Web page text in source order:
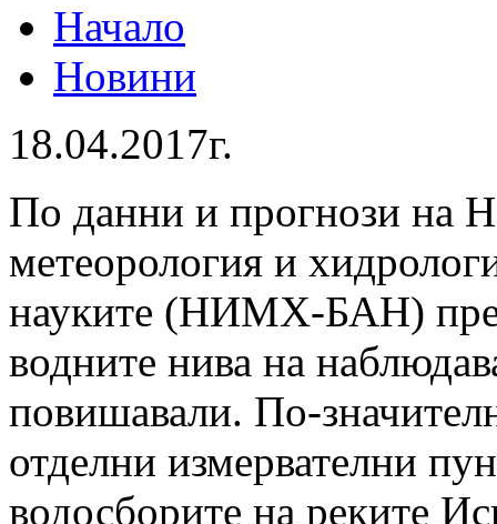
Начало
Новини
18.04.2017г.
По данни и прогнози на
метеорология и
науките (НИМХ-БАН)
водните нива на
повишавали. По-
отделни измервателни
водосборите на реките